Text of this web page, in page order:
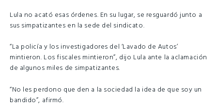
Lula no acató esas órdenes. En su lugar, se resguardó junto a
sus simpatizantes en la sede del sindicato.
“La policía y los investigadores del ‘Lavado de Autos’
mintieron. Los fiscales mintieron”, dijo Lula ante la aclamación
de algunos miles de simpatizantes.
“No les perdono que den a la sociedad la idea de que soy un
bandido”, afirmó.